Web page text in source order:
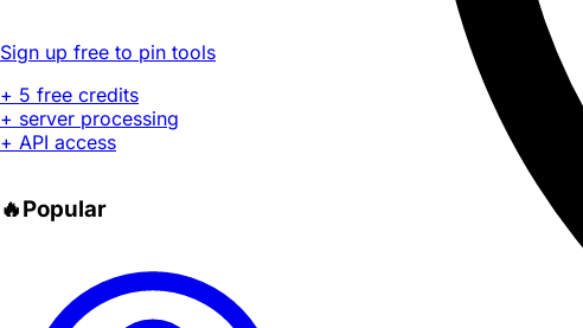
Sign up free to pin tools
+ 5 free credits
+ server processing
+ API access
🔥Popular